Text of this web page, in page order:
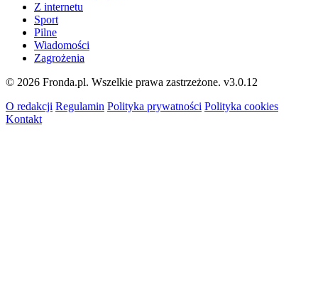
Z internetu
Sport
Pilne
Wiadomości
Zagrożenia
© 2026 Fronda.pl. Wszelkie prawa zastrzeżone. v3.0.12
O redakcji Regulamin Polityka prywatności Polityka cookies
Kontakt